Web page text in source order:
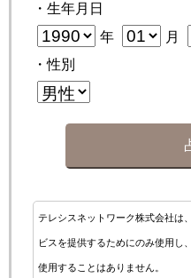
・生年月日
年 月
・性別
テレシスネットワーク株式会社は
ビスを提供するためにのみ使用し
使用することはありません。